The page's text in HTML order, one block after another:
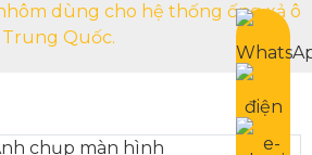
dùng cho hệ thống ống xả ô
Quốc.